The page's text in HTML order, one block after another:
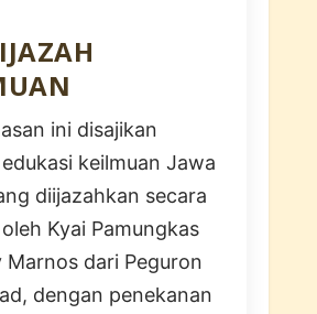
ini disajikan
keilmuan Jawa
diijazahkan secara
Kyai Pamungkas
Marnos dari Peguron
dengan penekanan